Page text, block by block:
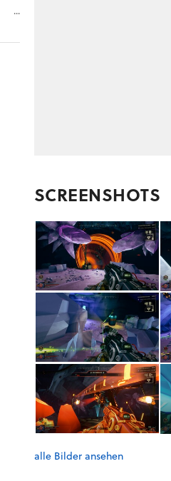
SCREENSHOTS
alle Bilder ansehen